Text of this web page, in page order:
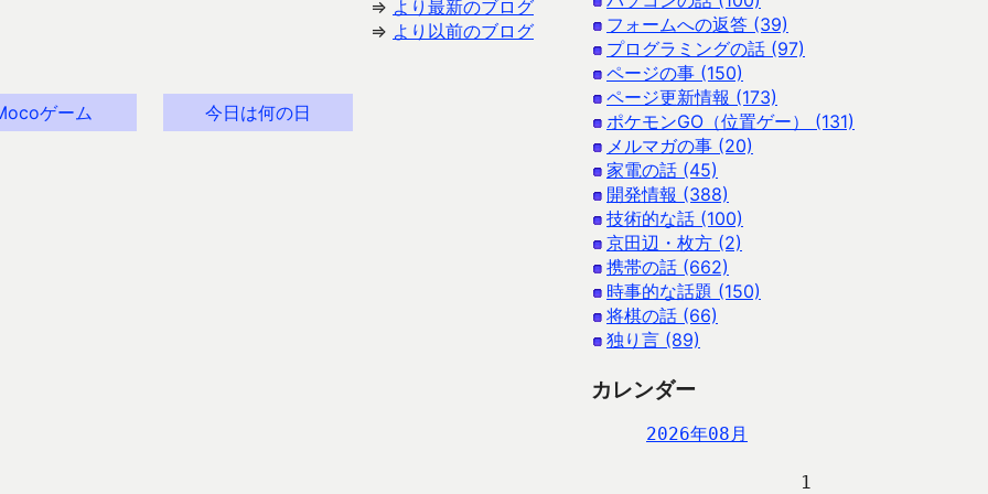
⇒ より最新のブログ
⇒ より以前のブログ
ゲーム 今日は何の日
フォームへの返答 (39)
プログラミングの話 (97)
ページの事 (150)
ページ更新情報 (173)
ポケモンGO（位置ゲー） (131)
メルマガの事 (20)
家電の話 (45)
開発情報 (388)
技術的な話 (100)
京田辺・枚方 (2)
携帯の話 (662)
時事的な話題 (150)
将棋の話 (66)
独り言 (89)
カレンダー
2026年08月
                   1